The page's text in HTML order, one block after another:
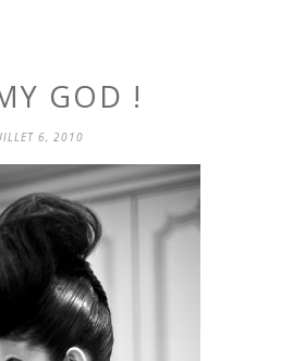
GOD !
6, 2010